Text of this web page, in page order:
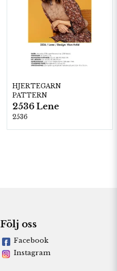
HJERTEGARN
PATTERN
2536 Lene
2536
Följ oss
Facebook
Instagram